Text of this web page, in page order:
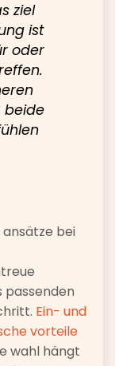
ziel
ist
oder
beide
bei
passenden
Ein- und
vorteile
wahl hängt